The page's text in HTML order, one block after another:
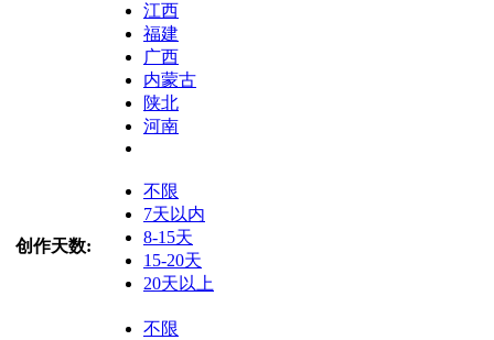
江西
福建
广西
内蒙古
陕北
河南
创作天数:
不限
7天以内
8-15天
15-20天
20天以上
不限